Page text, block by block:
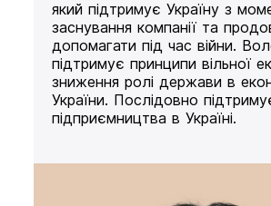
який підтримує Україну з
заснування компанії та
допомагати під час війни.
підтримує принципи вільної
зниження ролі держави в
України. Послідовно
підприємництва в Україні.